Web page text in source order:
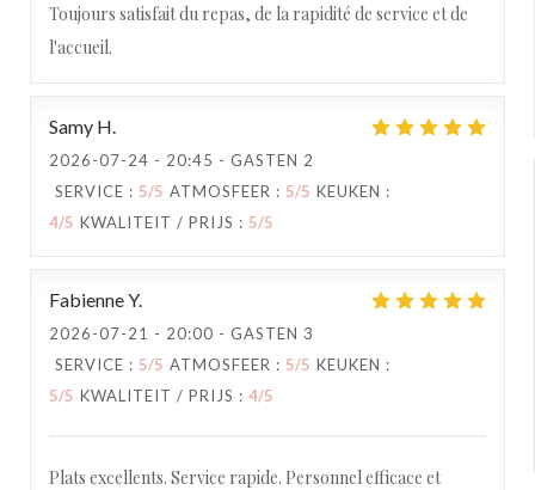
Toujours satisfait du repas, de la rapidité de service et de
l'accueil.
Samy H
2026-07-24 - 20:45 - GASTEN 2
SERVICE : 5/5 ATMOSFEER : 5/5 KEUKEN :
4/5 KWALITEIT / PRIJS : 5/5
FabienneY
2026-07-21 - 20:00 - GASTEN 3
SERVICE : 5/5 ATMOSFEER : 5/5 KEUKEN :
5/5 KWALITEIT / PRIJS : 4/5
Plats excellents. Service rapide. Personnel efficace et